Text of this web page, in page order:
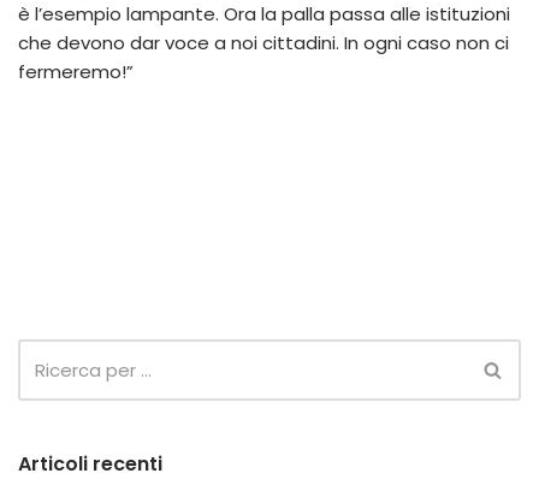
è l’esempio lampante. Ora la palla passa alle istituzioni
che devono dar voce a noi cittadini. In ogni caso non ci
fermeremo!”
Articoli recenti